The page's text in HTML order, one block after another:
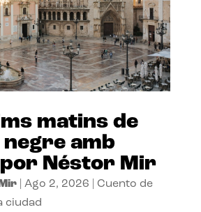
matins de
negre amb
Néstor Mir
| Ago 2, 2026
Cuento de
ciudad